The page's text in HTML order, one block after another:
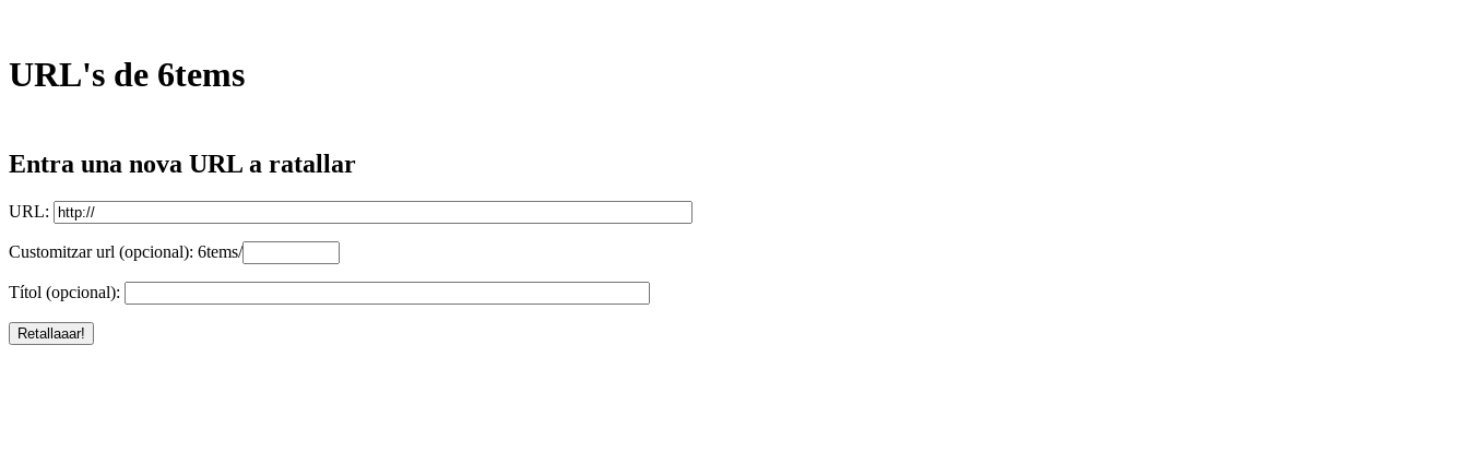
URL's de 6tems
Entra una nova URL a ratallar
URL:
Customitzar url (opcional): 6tems/
Títol (opcional):